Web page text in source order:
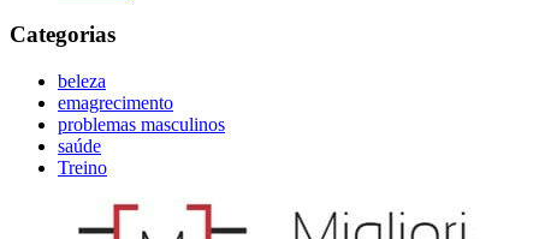
Categorias
beleza
emagrecimento
problemas masculinos
saúde
Treino